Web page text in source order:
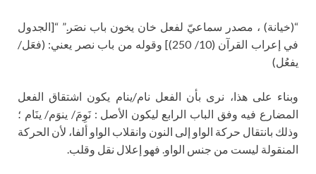
“(خيانة) ، مصدر سماعيّ لفعل خان يخون باب نصَر.” “[الجدول
في إعراب القرآن (10/ 250)] وقوله من باب نصر يعني: (فعَل/
يفعُل)
وبناء على هذا، نرى بأن الفعل نام/ينام يكون اشتقاق الفعل
المضارع فيه وفق الباب الرابع ليكون الأصل : نَوِمَ/ ينوَم/ ينَام ؛
وذلك بانتقال حركة الواو إلى النون وانقلاب الواو ألفا، لأن الحركة
المنقولة ليست من جنس الواو. فهو إعلال نقل وقلب.